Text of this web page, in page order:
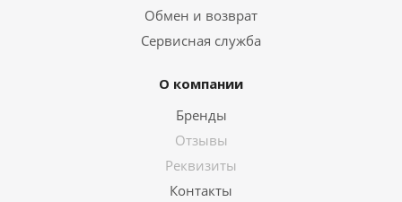
Обмен и возврат
Сервисная служба
О компании
Бренды
Отзывы
Реквизиты
Контакты